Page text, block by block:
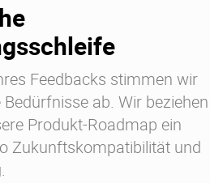
Feedbacks stimmen wir
ab. Wir beziehen
Produkt-Roadmap ein
Zukunftskompatibilität und